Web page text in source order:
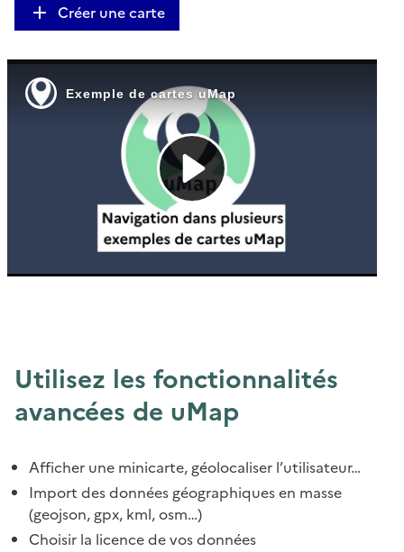
Créer une carte
Utilisez les fonctionnalités
avancées de uMap
Afficher une minicarte, géolocaliser l’utilisateur…
Import des données géographiques en masse
(geojson, gpx, kml, osm…)
Choisir la licence de vos données